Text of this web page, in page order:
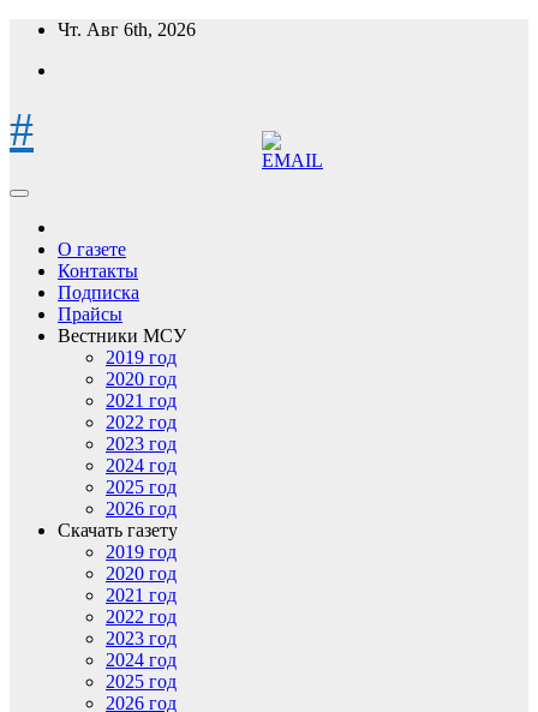
Перейти
содержимому
Чт. Авг 6th, 2026
#
О газете
Контакты
Подписка
Прайсы
Вестники МСУ
2019 год
2020 год
2021 год
2022 год
2023 год
2024 год
2025 год
2026 год
Скачать газету
2019 год
2020 год
2021 год
2022 год
2023 год
2024 год
2025 год
2026 год